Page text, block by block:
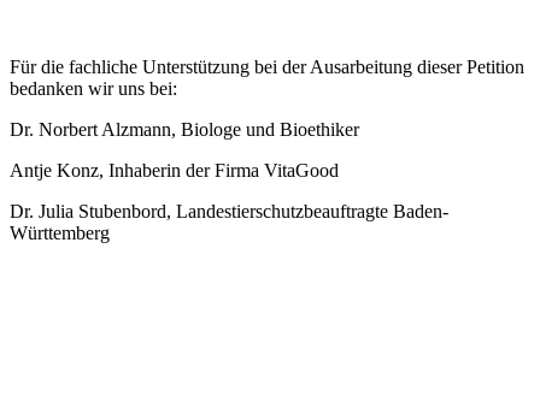
Für die fachliche Unterstützung bei der Ausarbeitung dieser Petition
bedanken wir uns bei:
Dr. Norbert Alzmann, Biologe und Bioethiker
Antje Konz, Inhaberin der Firma VitaGood
Dr. Julia Stubenbord, Landestierschutzbeauftragte Baden-
Württemberg